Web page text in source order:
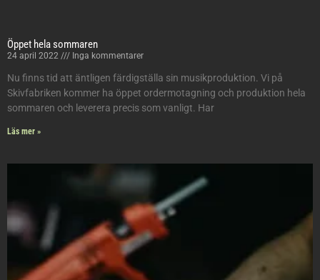
Öppet hela sommaren
24 april 2022 Inga kommentarer
Nu finns tid att äntligen färdigställa sin musikproduktion. Vi på
Skivfabriken kommer ha öppet ordermotagning och produktion hela
sommaren och leverera precis som vanligt. Har
Läs mer »